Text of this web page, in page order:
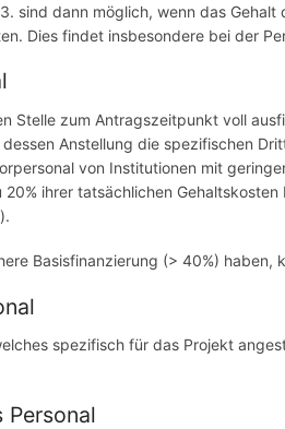
sind dann möglich, wenn das
Dies findet insbesondere bei der
Stelle zum Antragszeitpunkt voll
Anstellung die spezifischen
von Institutionen mit
ihrer tatsächlichen
Basisfinanzierung (> 40%)
spezifisch für das Projekt
Personal